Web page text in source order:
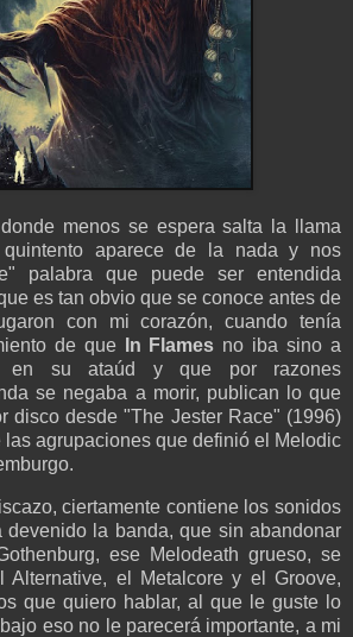
menos se espera salta la llama
aparece de la nada y nos
palabra que puede ser entendida
es tan obvio que se conoce antes de
con mi corazón, cuando tenía
de que
In Flames no iba sino a
en su ataúd y que por razones
se negaba a morir, publican lo que
disco desde "The Jester Race" (1996)
las agrupaciones que definió el Melodic
ciertamente contiene los sonidos
la banda, que sin abandonar
ese Melodeath grueso, se
Alternative, el Metalcore y el Groove,
que quiero hablar, al que le guste lo
eso no le parecerá importante, a mi